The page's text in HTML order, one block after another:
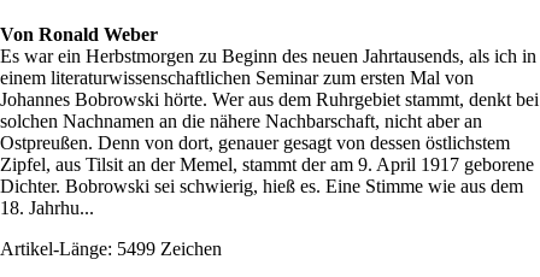
Von Ronald Weber
Es war ein Herbstmorgen zu Beginn des neuen Jahrtausends, als ich in
einem literaturwissenschaftlichen Seminar zum ersten Mal von
Johannes Bobrowski hörte. Wer aus dem Ruhrgebiet stammt, denkt bei
solchen Nachnamen an die nähere Nachbarschaft, nicht aber an
Ostpreußen. Denn von dort, genauer gesagt von dessen östlichstem
Zipfel, aus Tilsit an der Memel, stammt der am 9. April 1917 geborene
Dichter. Bobrowski sei schwierig, hieß es. Eine Stimme wie aus dem
18. Jahrhu...
Artikel-Länge: 5499 Zeichen